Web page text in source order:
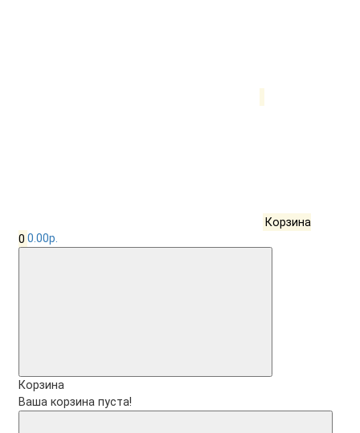
Корзина
0 0.00р.
Корзина
Ваша корзина пуста!